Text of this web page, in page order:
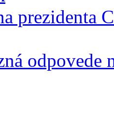
prezidenta
odpovede